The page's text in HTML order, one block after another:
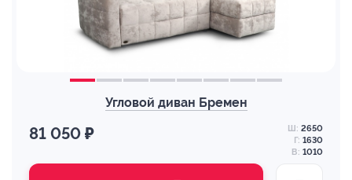
Угловой диван Бремен
81 050 ₽ Ш: 2650
Г: 1630
В: 1010